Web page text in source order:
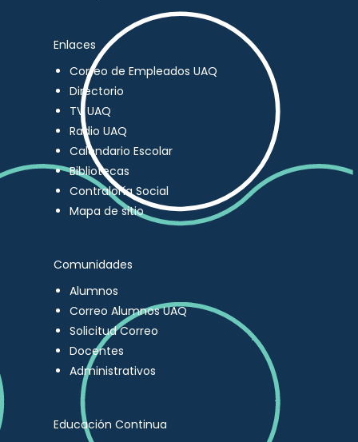
Enlaces
Correo de Empleados UAQ
Directorio
TV UAQ
Radio UAQ
Calendario Escolar
Bibliotecas
Contraloría Social
Mapa de sitio
Comunidades
Alumnos
Correo Alumnos UAQ
Solicitud Correo
Docentes
Administrativos
Educación Continua